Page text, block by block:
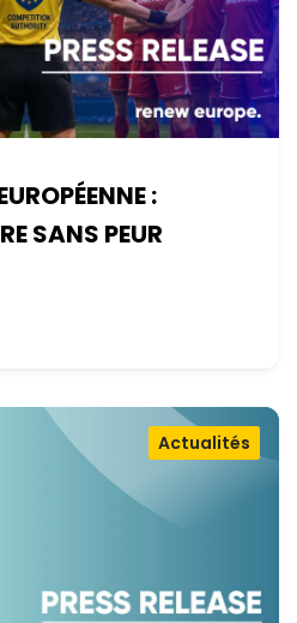
:
SANS PEUR
Actualités